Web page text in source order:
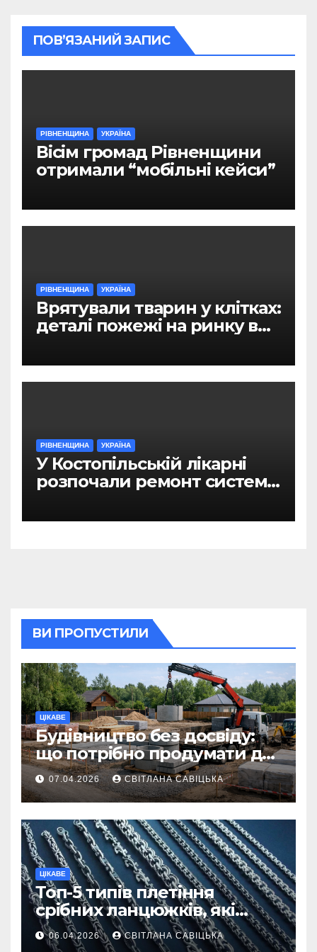
ПОВ’ЯЗАНИЙ ЗАПИС
РІВНЕНЩИНА УКРАЇНА
Вісім громад Рівненщини
отримали “мобільні кейси”
РІВНЕНЩИНА УКРАЇНА
Врятували тварин у клітках:
деталі пожежі на ринку в
РІВНЕНЩИНА УКРАЇНА
У Костопільській лікарні
розпочали ремонт системи
ВИ ПРОПУСТИЛИ
ЦІКАВЕ
Будівництво без досвіду:
що потрібно продумати до
першої доставки на
ділянку
07.04.2026 СВІТЛАНА САВІЦЬКА
ЦІКАВЕ
Топ-5 типів плетіння
срібних ланцюжків, які
вважаються
найнадійнішими
06.04.2026 СВІТЛАНА САВІЦЬКА